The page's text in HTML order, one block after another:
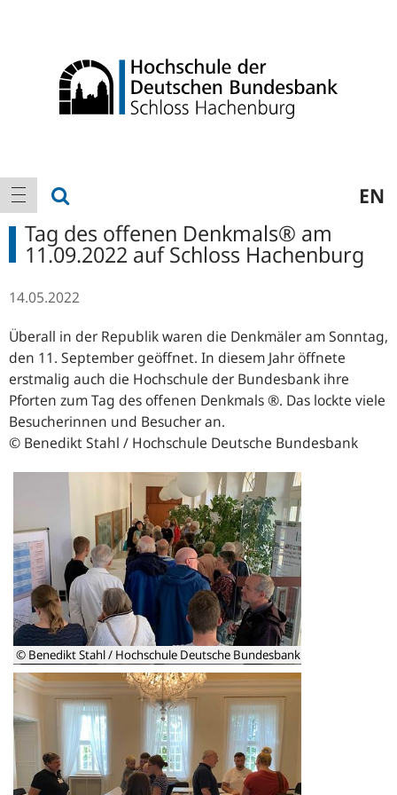
Hauptnavigation
Navigation anzeigen EN
Tag des offenen Denkmals® am
11.09.2022 auf Schloss Hachenburg
14.05.2022
Überall in der Republik waren die Denkmäler am Sonntag,
den 11. September geöffnet. In diesem Jahr öffnete
erstmalig auch die Hochschule der Bundesbank ihre
Pforten zum Tag des offenen Denkmals ®. Das lockte viele
Besucherinnen und Besucher an.
© Benedikt Stahl / Hochschule Deutsche Bundesbank
© Benedikt Stahl / Hochschule Deutsche Bundesbank
Großer
Andrang
herrschte
bei
den
Vorträgen
von